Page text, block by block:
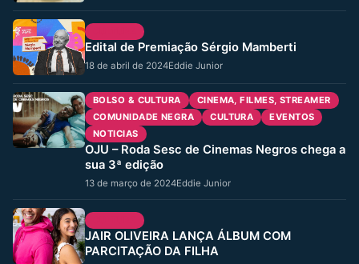
Edital de Premiação Sérgio Mamberti
18 de abril de 2024Eddie Junior
BOLSO & CULTURA
CINEMA, FILMES, STREAMER
COMUNIDADE NEGRA
CULTURA
EVENTOS
NOTICIAS
OJU – Roda Sesc de Cinemas Negros chega a
sua 3ª edição
13 de março de 2024Eddie Junior
JAIR OLIVEIRA LANÇA ÁLBUM COM
PARCITAÇÃO DA FILHA